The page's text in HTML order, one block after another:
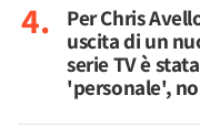
Per Chris
uscita di un
serie TV è
'personale',